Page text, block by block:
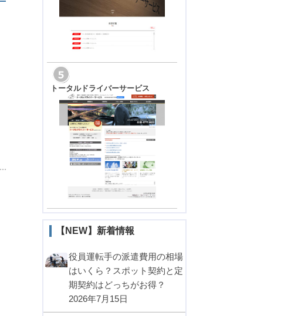
トータルドライバーサービス
【NEW】新着情報
役員運転手の派遣費用の相場
はいくら？スポット契約と定
期契約はどっちがお得？
2026年7月15日